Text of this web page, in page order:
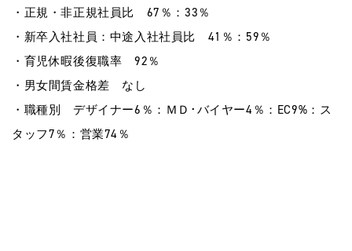
・正規・非正規社員比 67％：33％
・新卒入社社員：中途入社社員比 41％：59％
・育児休暇後復職率 92％
・男女間賃金格差 なし
・職種別 デザイナー6％：ＭＤ･バイヤー4％：EC9%：ス
タッフ7％：営業74％